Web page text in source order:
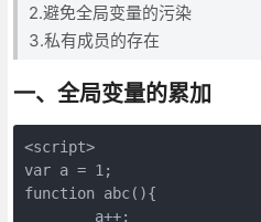
2.避免全局变量的污染
3.私有成员的存在
一、全局变量的累加
<script>
var a = 1;
function abc(){
        a++;